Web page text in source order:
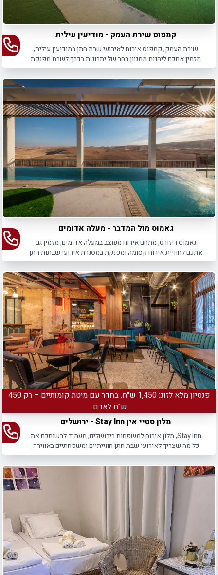
קמפוס שירת העמק - מודיעין עילית
שירת העמק, קמפוס אירוח לאירועי שבת חתן במודיעין עילית,
מזמין אתכם ליהנות ממגוון רחב של יתרונות בדרך לשבת מפנקת
ובלתי נשכחת.
גאמוס מול המדבר - מעלה אדומים
גאמוס ריזורט, מתחם אירוח מעוצב במעלה אדומים, מזמין גם
אתכם לחוויית אירוח קסומה ומפנקת במסגרת אירועי שבתות חתן
לבר מצווה ולחתונה.
פנסיון מלא לזוג: 1,450 ש"ח. בחדר עם מיטת קומותיים – רק 450
ש"ח לאדם.
מלון סטיי אין Stay Inn - ירושלים
Stay Inn, מלון אירוח למשפחות בירושלים, מעמיד לרשותכם את
כל מה שצריך לאירועי שבת חתן חווייתיים ומשפחתיים באווירה
מפנקת.